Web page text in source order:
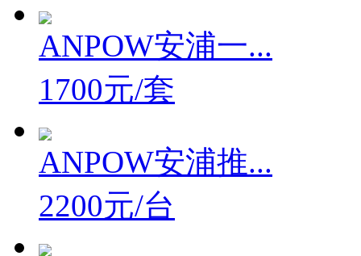
ANPOW安浦一...
1700元/套
ANPOW安浦推...
2200元/台